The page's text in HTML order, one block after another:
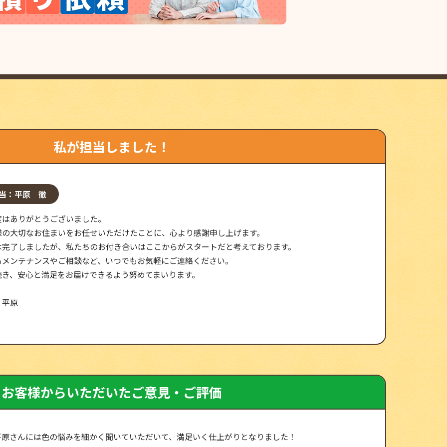
私が担当しました！
：平原 徹
ありがとうございました。
大切なお住まいをお任せいただけたことに、心より感謝申し上げます。
了しましたが、私たちのお付き合いはここからがスタートだと考えております。
ンテナンスやご相談など、いつでもお気軽にご連絡ください。
、安心と満足をお届けできるよう努めてまいります。
原
お客様からいただいたご意見・ご評価
さんには色の悩みを細かく聞いていただいて、満足いく仕上がりとなりました！